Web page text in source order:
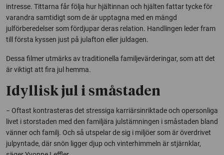
intresse. Tittarna får följa hur hjältinnan och hjälten fattar tycke för
varandra samtidigt som de är upptagna med en mängd
julförberedelser som fördjupar deras relation. Handlingen leder fram
till första kyssen just på julafton eller juldagen.
Dessa filmer utmärks av traditionella familjevärderingar, som att det
är viktigt att fira jul hemma.
Idyllisk jul i småstaden
− Oftast kontrasteras det stressiga karriärsinriktade och opersonliga
livet i storstaden med den familjära julstämningen i småstaden bland
vänner och familj. Och så utspelar de sig i miljöer som är överdrivet
julpyntade, där snön ligger djup och vinterhimmeln är stjärnklar,